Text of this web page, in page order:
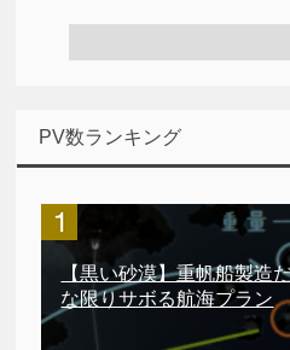
PV数ランキング
【黒い砂漠】重帆船製造
な限りサボる航海プラン